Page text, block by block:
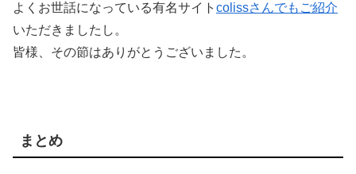
よくお世話になっている有名サイト colissさんでもご紹介
いただきましたし。
皆様、その節はありがとうございました。
まとめ